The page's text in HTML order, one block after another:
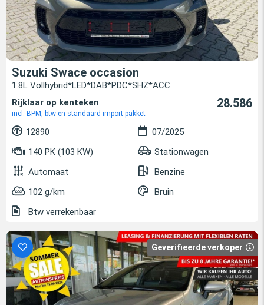
Suzuki Swace occasion
1.8L Vollhybrid*LED*DAB*PDC*SHZ*ACC
Rijklaar op kenteken
incl. BPM, btw en standaard import pakket
28.586
12890
07/2025
140 PK (103 KW)
Stationwagen
Automaat
Benzine
102 g/km
Bruin
Btw verrekenbaar
Geverifieerde verkoper